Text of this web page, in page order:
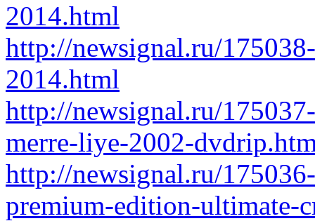
2014.html
http://newsignal.ru/
2014.html
http://newsignal.ru/
merre-liye-2002-
http://newsignal.ru/
premium-edition-ultimate-